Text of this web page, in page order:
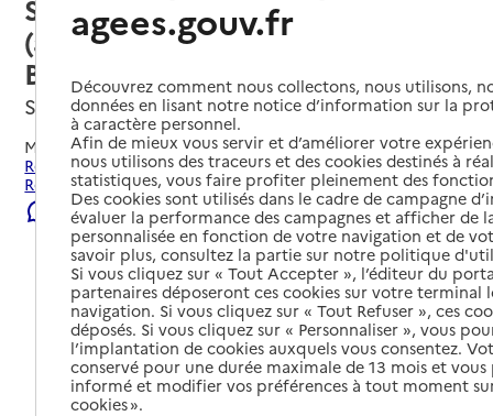
Service autonomie à domicile
(aide) – Services de la Résidence
Bien-vivre
Saint-Romain-en-Gal, RHONE
Mis à jour le23/07/2026
Rechercher les établissements et services autour de Saint-
Romain-en-Gal.
Signaler une erreur
agees.gouv.fr
Découvrez comment nous collectons, nous utilisons,
données en lisant notre notice d’information sur la
à caractère personnel.
Afin de mieux vous servir et d’améliorer votre
nous utilisons des traceurs et des cookies destinés à
statistiques, vous faire profiter pleinement des
Des cookies sont utilisés dans le cadre de campagne
évaluer la performance des campagnes et afficher de
personnalisée en fonction de votre navigation et de
savoir plus, consultez la partie sur notre politique
Si vous cliquez sur « Tout Accepter », l’éditeur du
partenaires déposeront ces cookies sur votre terminal
navigation. Si vous cliquez sur « Tout Refuser », ces
déposés. Si vous cliquez sur « Personnaliser », vous
l’implantation de cookies auxquels vous consentez.
conservé pour une durée maximale de 13 mois et
informé et modifier vos préférences à tout moment
cookies ».